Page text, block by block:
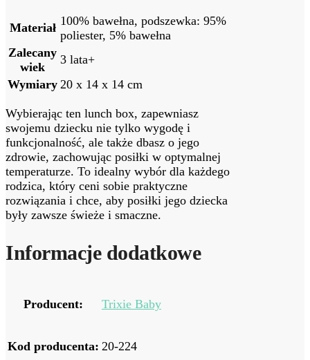
Materiał 100% bawełna, podszewka: 95%
poliester, 5% bawełna
Zalecany
wiek
3 lata+
Wymiary 20 x 14 x 14 cm
Wybierając ten lunch box, zapewniasz
swojemu dziecku nie tylko wygodę i
funkcjonalność, ale także dbasz o jego
zdrowie, zachowując posiłki w optymalnej
temperaturze. To idealny wybór dla każdego
rodzica, który ceni sobie praktyczne
rozwiązania i chce, aby posiłki jego dziecka
były zawsze świeże i smaczne.
Informacje dodatkowe
Producent: Trixie Baby
Kod producenta: 20-224